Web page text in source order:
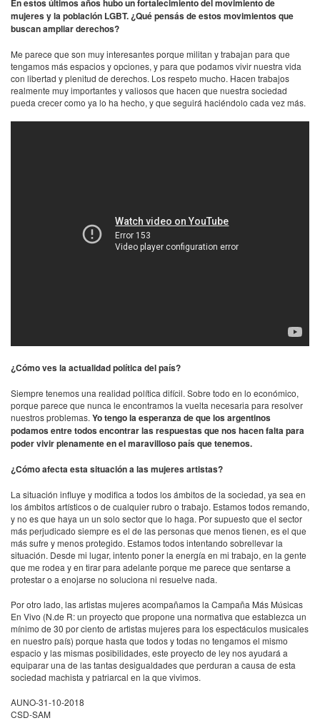
En estos últimos años hubo un fortalecimiento del movimiento de
mujeres y la población LGBT. ¿Qué pensás de estos movimientos que
buscan ampliar derechos?
Me parece que son muy interesantes porque militan y trabajan para que
tengamos más espacios y opciones, y para que podamos vivir nuestra vida
con libertad y plenitud de derechos. Los respeto mucho. Hacen trabajos
realmente muy importantes y valiosos que hacen que nuestra sociedad
pueda crecer como ya lo ha hecho, y que seguirá haciéndolo cada vez más.
¿Cómo ves la actualidad política del país?
Siempre tenemos una realidad política difícil. Sobre todo en lo económico,
porque parece que nunca le encontramos la vuelta necesaria para resolver
nuestros problemas. Yo tengo la esperanza de que los argentinos
podamos entre todos encontrar las respuestas que nos hacen falta para
poder vivir plenamente en el maravilloso país que tenemos.
¿Cómo afecta esta situación a las mujeres artistas?
La situación influye y modifica a todos los ámbitos de la sociedad, ya sea en
los ámbitos artísticos o de cualquier rubro o trabajo. Estamos todos remando,
y no es que haya un un solo sector que lo haga. Por supuesto que el sector
más perjudicado siempre es el de las personas que menos tienen, es el que
más sufre y menos protegido. Estamos todos intentando sobrellevar la
situación. Desde mi lugar, intento poner la energía en mi trabajo, en la gente
que me rodea y en tirar para adelante porque me parece que sentarse a
protestar o a enojarse no soluciona ni resuelve nada.
Por otro lado, las artistas mujeres acompañamos la Campaña Más Músicas
En Vivo (N.de R: un proyecto que propone una normativa que establezca un
mínimo de 30 por ciento de artistas mujeres para los espectáculos musicales
en nuestro país) porque hasta que todos y todas no tengamos el mismo
espacio y las mismas posibilidades, este proyecto de ley nos ayudará a
equiparar una de las tantas desigualdades que perduran a causa de esta
sociedad machista y patriarcal en la que vivimos.
AUNO-31-10-2018
CSD-SAM